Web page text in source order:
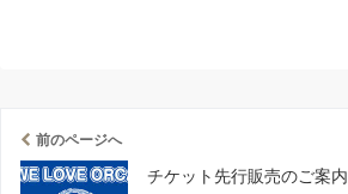
前のページへ
チケット先行販売のご案内